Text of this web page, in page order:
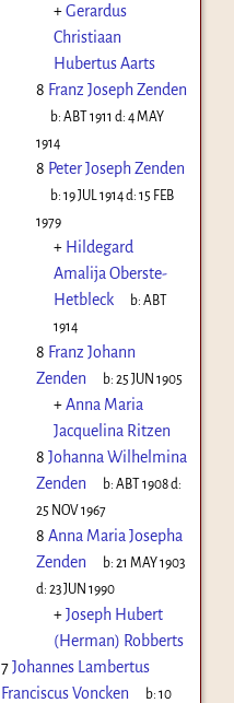
+Gerardus
Christiaan
Hubertus Aarts
8 Franz Joseph Zenden
b:ABT 1911 d:4 MAY
1914
8 Peter Joseph Zenden
b:19 JUL 1914d:15 FEB
1979
+ Hildegard
Amalija Oberste-
Hetbleck
b:ABT
1914
8 Franz Johann
Zenden
b:25 JUN 1905
+Anna Maria
Jacquelina Ritzen
8 Johanna Wilhelmina
Zenden
b:ABT 1908d:
25 NOV 1967
8 Anna Maria Josepha
Zenden
b:21 MAY 1903
d: 23 JUN 1990
+Joseph Hubert
(Herman) Robberts
7Johannes Lambertus
Franciscus Voncken
b:10